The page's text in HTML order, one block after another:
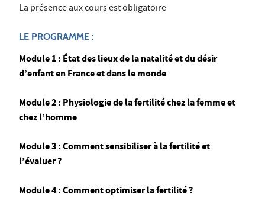
La présence aux cours est obligatoire
LE PROGRAMME :
Module 1 : État des lieux de la natalité et du désir
d’enfant en France et dans le monde
Module 2 : Physiologie de la fertilité chez la femme et
chez l’homme
Module 3 : Comment sensibiliser à la fertilité et
l’évaluer ?
Module 4 : Comment optimiser la fertilité ?